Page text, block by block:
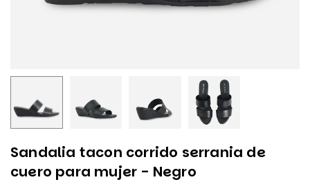
Sandalia tacon corrido serrania de
cuero para mujer - Negro